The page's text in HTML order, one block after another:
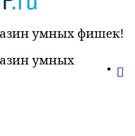
умных фишек!
умных